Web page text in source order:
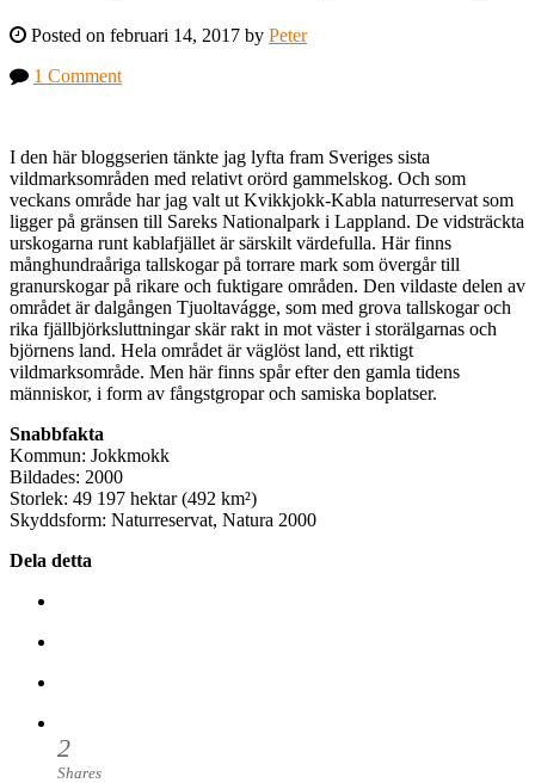
Posted on februari 14, 2017 by Peter
1 Comment
I den här bloggserien tänkte jag lyfta fram Sveriges sista
vildmarksområden med relativt orörd gammelskog. Och som
veckans område har jag valt ut Kvikkjokk-Kabla naturreservat som
ligger på gränsen till Sareks Nationalpark i Lappland. De vidsträckta
urskogarna runt kablafjället är särskilt värdefulla. Här finns
månghundraåriga tallskogar på torrare mark som övergår till
granurskogar på rikare och fuktigare områden. Den vildaste delen av
området är dalgången Tjuoltavágge, som med grova tallskogar och
rika fjällbjörksluttningar skär rakt in mot väster i storälgarnas och
björnens land. Hela området är väglöst land, ett riktigt
vildmarksområde. Men här finns spår efter den gamla tidens
människor, i form av fångstgropar och samiska boplatser.
Snabbfakta
Kommun: Jokkmokk
Bildades: 2000
Storlek: 49 197 hektar (492 km²)
Skyddsform: Naturreservat, Natura 2000
Dela detta
2
Shares